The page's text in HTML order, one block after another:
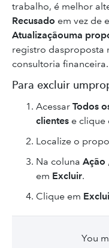
trabalho, é melhor
Recusado em vez de
Atualizaçãouma
registro dasproposta
consultoria financeira.
Para excluir
Acessar Todos
clientes e clique
Localize o
Na coluna Ação
em Excluir.
Clique em
You